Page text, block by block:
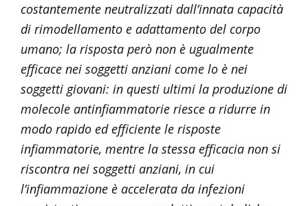
costantemente neutralizzati dall’innata capacità
di rimodellamento e adattamento del corpo
umano; la risposta però non è ugualmente
efficace nei soggetti anziani come lo è nei
soggetti giovani: in questi ultimi la produzione di
molecole antinfiammatorie riesce a ridurre in
modo rapido ed efficiente le risposte
infiammatorie, mentre la stessa efficacia non si
riscontra nei soggetti anziani, in cui
l’infiammazione è accelerata da infezioni